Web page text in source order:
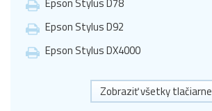
Epson Stylus D92
Epson Stylus DX4000
Zobraziť všetky tlačiarne